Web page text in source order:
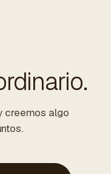
creemos algo